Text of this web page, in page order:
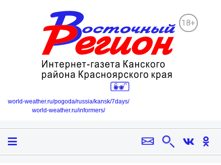
18+
world-weather.ru/pogoda/russia/kansk/7days/
world-weather.ru/informers/